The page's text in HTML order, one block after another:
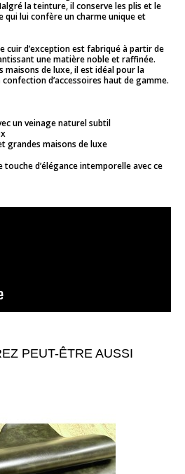
la teinture, il conserve les plis et le
qui lui confère un charme unique et
cuir d’exception est fabriqué à partir de
une matière noble et raffinée.
maisons de luxe, il est idéal pour la
d’accessoires haut de gamme.
un veinage naturel subtil
grandes maisons de luxe
d’élégance intemporelle avec ce
PEUT-ÊTRE AUSSI